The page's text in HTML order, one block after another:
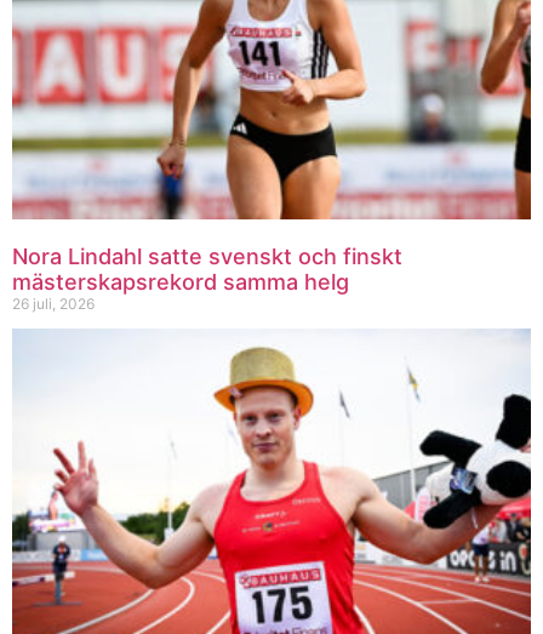
Nora Lindahl satte svenskt och finskt
mästerskapsrekord samma helg
26 juli, 2026